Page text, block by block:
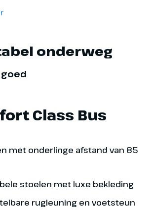
gegevens niet overeenkomen
geweigerd. Daarnaast is het door
tickets, niet altijd mogelijk om
entree tot het Staatsmuseum
Excursie
Auschwitz-Birkenau
onderweg
goed
Class Bus
met onderlinge afstand van 85
stoelen met luxe bekleding
rugleuning en voetsteun